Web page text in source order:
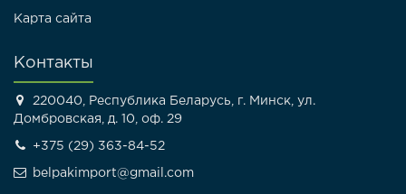
Карта сайта
Контакты
220040, Республика Беларусь, г. Минск, ул.
Домбровская, д. 10, оф. 29
+375 (29) 363-84-52
belpakimport@gmail.com